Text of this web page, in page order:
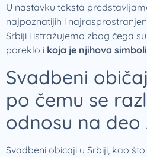
U nastavku teksta
najpoznatijih i
Srbiji i istražujemo zbog čega
poreklo i koja je njihova
Svadbeni
po čemu se
odnosu na deo
Svadbeni obicaji u Srbiji, kao